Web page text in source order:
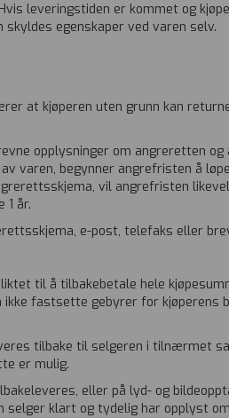
leveringstiden er kommet og
egenskaper ved varen selv.
at kjøperen uten grunn kan
opplysninger om angreretten
varen, begynner angrefristen å
vil angrefristen
år.
e-post, telefaks eller
til å tilbakebetale hele
fastsette gebyrer for kjøperens
tilbake til selgeren i tilnærmet
er mulig.
eller på lyd- og
klart og tydelig har opplyst